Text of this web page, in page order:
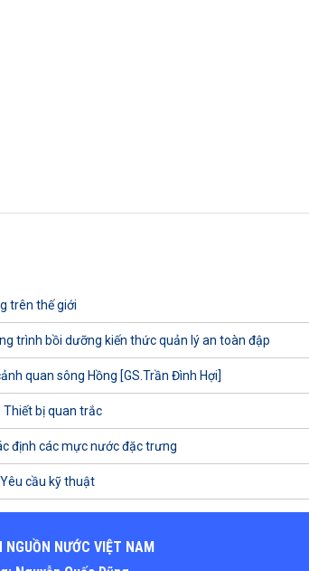
trên thế giới
trình bồi dưỡng kiến thức quản lý an toàn đập
quan sông Hồng [GS.Trần Đình Hợi]
Thiết bị quan trắc
định các mực nước đặc trưng
cầu kỹ thuật
NƯỚC VIỆT NAM